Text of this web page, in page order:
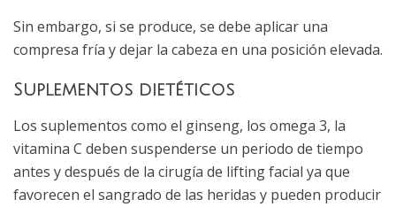
Sin embargo, si se produce, se debe aplicar una
compresa fría y dejar la cabeza en una posición elevada.
Suplementos dietéticos
Los suplementos como el ginseng, los omega 3, la
vitamina C deben suspenderse un periodo de tiempo
antes y después de la cirugía de lifting facial ya que
favorecen el sangrado de las heridas y pueden producir